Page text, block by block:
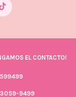
EL CONTACTO!
3059-9499